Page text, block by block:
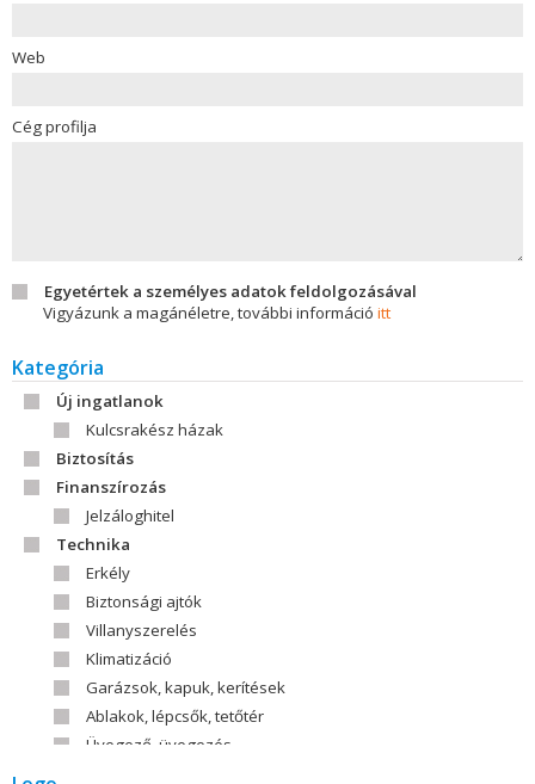
Web
Cég profilja
Egyetértek a személyes adatok feldolgozásával
Vigyázunk a magánéletre, további információ itt
Kategória
Új ingatlanok
Kulcsrakész házak
Biztosítás
Finanszírozás
Jelzáloghitel
Technika
Erkély
Biztonsági ajtók
Villanyszerelés
Klimatizáció
Garázsok, kapuk, kerítések
Ablakok, lépcsők, tetőtér
Üvegező, üvegezés